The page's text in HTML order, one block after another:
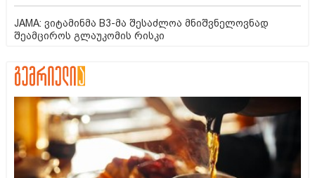
JAMA: ვიტამინმა B3-მა შესაძლოა მნიშვნელოვნად
შეამციროს გლაუკომის რისკი